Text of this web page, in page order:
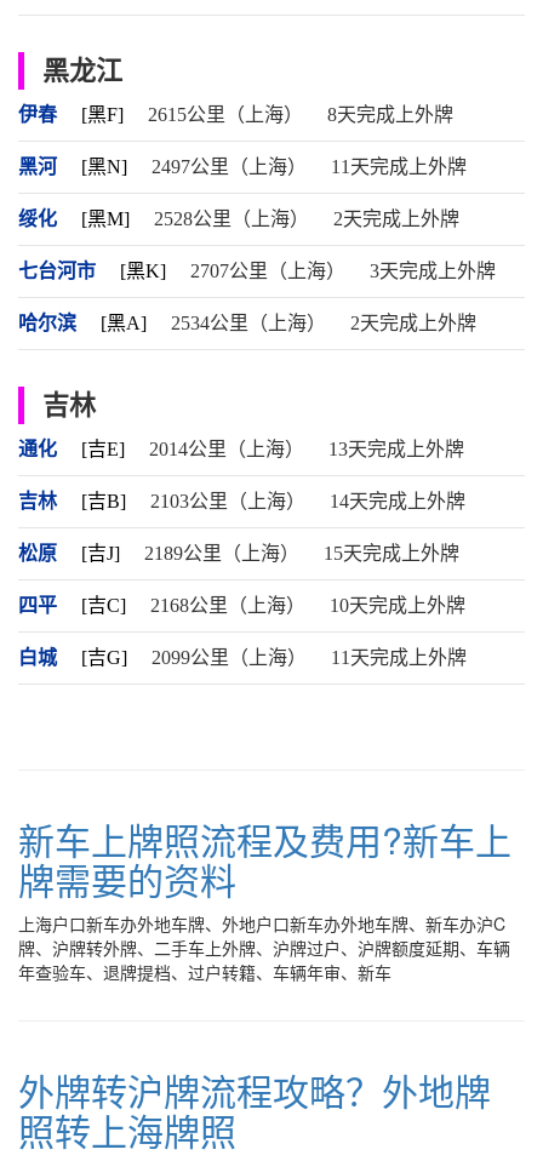
黑龙江
伊春 [黑F] 2615公里（上海） 8天完成上外牌
黑河 [黑N] 2497公里（上海） 11天完成上外牌
绥化 [黑M] 2528公里（上海） 2天完成上外牌
七台河市 [黑K] 2707公里（上海） 3天完成上外牌
哈尔滨 [黑A] 2534公里（上海） 2天完成上外牌
吉林
通化 [吉E] 2014公里（上海） 13天完成上外牌
吉林 [吉B] 2103公里（上海） 14天完成上外牌
松原 [吉J] 2189公里（上海） 15天完成上外牌
四平 [吉C] 2168公里（上海） 10天完成上外牌
白城 [吉G] 2099公里（上海） 11天完成上外牌
新车上牌照流程及费用?新车上
牌需要的资料
上海户口新车办外地车牌、外地户口新车办外地车牌、新车办沪C
牌、沪牌转外牌、二手车上外牌、沪牌过户、沪牌额度延期、车辆
年查验车、退牌提档、过户转籍、车辆年审、新车
外牌转沪牌流程攻略？外地牌
照转上海牌照